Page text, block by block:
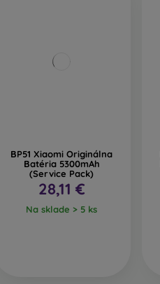
BP51 Xiaomi Originálna
Batéria 5300mAh
(Service Pack)
28,11 €
Na sklade > 5 ks